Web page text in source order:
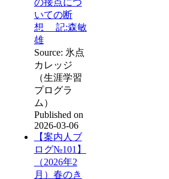
いての断
想 記:森敏
雄
Source: 氷点
カレッジ
（生涯学習
プログラ
ム）
Published on
2026-03-06
【案内人ブ
ログ№101】
（2026年2
月）春のき